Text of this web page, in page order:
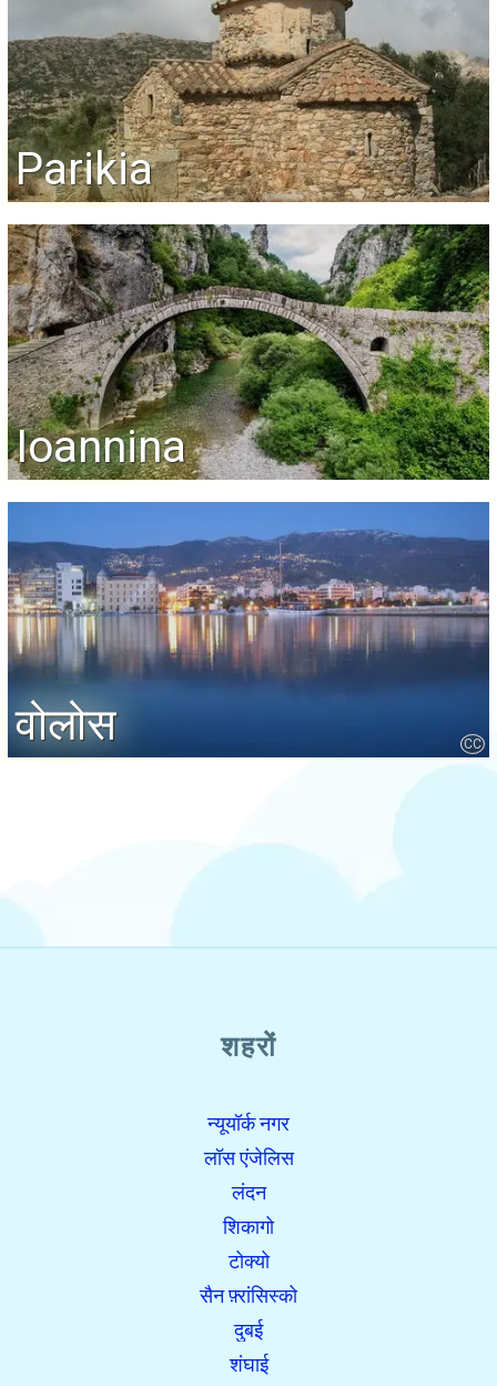
Parikia
Ioannina
वोलोस CC
शहरों
न्यूयॉर्क नगर
लॉस एंजेलिस
लंदन
शिकागो
टोक्यो
सैन फ़्रांसिस्को
दुबई
शंघाई